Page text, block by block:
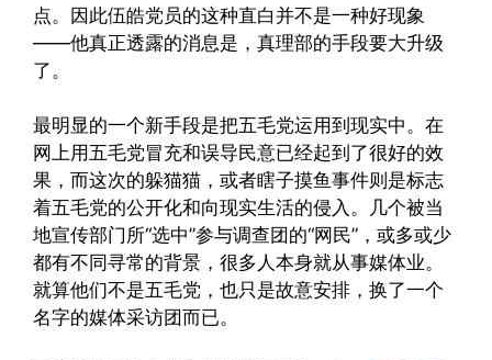
点。因此伍皓党员的这种直白并不是一种好现象
——他真正透露的消息是，真理部的手段要大升级
了。
最明显的一个新手段是把五毛党运用到现实中。在
网上用五毛党冒充和误导民意已经起到了很好的效
果，而这次的躲猫猫，或者瞎子摸鱼事件则是标志
着五毛党的公开化和向现实生活的侵入。几个被当
地宣传部门所“选中”参与调查团的“网民”，或多或少
都有不同寻常的背景，很多人本身就从事媒体业。
就算他们不是五毛党，也只是故意安排，换了一个
名字的媒体采访团而已。